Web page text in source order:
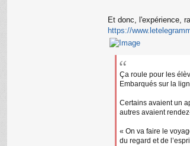
Et donc, l'expérience,
https://
Ça roule pour les
Embarqués sur la
Certains avaient un
autres avaient
« On va faire le
du regard et de